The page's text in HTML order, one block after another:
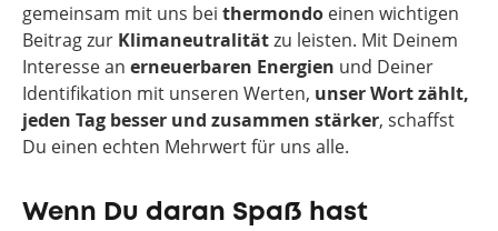
gemeinsam mit uns bei thermondo einen wichtigen
Beitrag zur Klimaneutralitätzu leisten. Mit Deinem
Interesse an erneuerbaren Energien und Deiner
Identifikation mit unseren Werten, unser Wort zählt,
jeden Tag besser und zusammen stärker, schaffst
Du einen echten Mehrwert für uns alle.
Wenn Du daran Spaß hast